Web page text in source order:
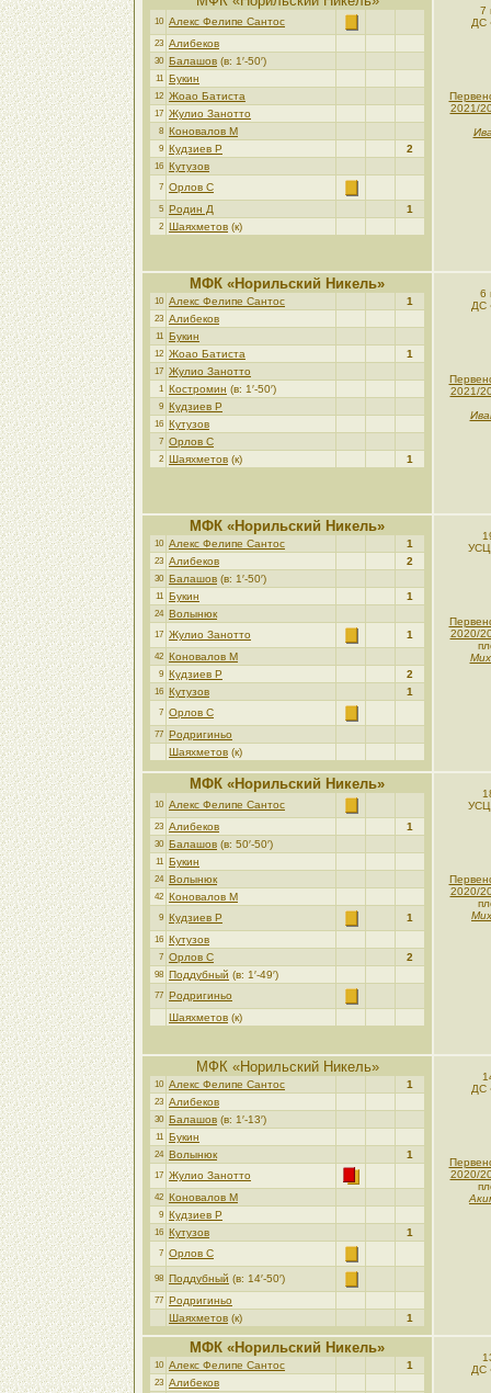
10 Алекс Фелипе Сантос
23 Алибеков
30 Балашов (в: 1′-50′)
11 Букин
12 Жоао Батиста
17 Жулио Занотто
8 Коновалов М
9 Кудзиев Р 2
16 Кутузов
7 Орлов С
5 Родин Д 1
2 Шаяхметов (к)
7
ДС
2021/
МФК «Норильский Никель»
10 Алекс Фелипе Сантос 1
23 Алибеков
11 Букин
12 Жоао Батиста 1
17 Жулио Занотто
1 Костромин (в: 1′-50′)
9 Кудзиев Р
16 Кутузов
7 Орлов С
2 Шаяхметов (к) 1
6
ДС
2021/
МФК «Норильский Никель»
10 Алекс Фелипе Сантос 1
23 Алибеков 2
30 Балашов (в: 1′-50′)
11 Букин 1
24 Волынюк
17 Жулио Занотто 1
42 Коновалов М
9 Кудзиев Р 2
16 Кутузов 1
7 Орлов С
77 Родригиньо
Шаяхметов (к)
УСЦ
2020/
МФК «Норильский Никель»
10 Алекс Фелипе Сантос
23 Алибеков 1
30 Балашов (в: 50′-50′)
11 Букин
24 Волынюк
42 Коновалов М
9 Кудзиев Р 1
16 Кутузов
7 Орлов С 2
98 Поддубный (в: 1′-49′)
77 Родригиньо
Шаяхметов (к)
УСЦ
2020/
МФК «Норильский Никель»
10 Алекс Фелипе Сантос 1
23 Алибеков
30 Балашов (в: 1′-13′)
11 Букин
24 Волынюк 1
17 Жулио Занотто
42 Коновалов М
9 Кудзиев Р
16 Кутузов 1
7 Орлов С
98 Поддубный (в: 14′-50′)
77 Родригиньо
Шаяхметов (к) 1
ДС
2020/
МФК «Норильский Никель»
10 Алекс Фелипе Сантос 1
23 Алибеков
ДС